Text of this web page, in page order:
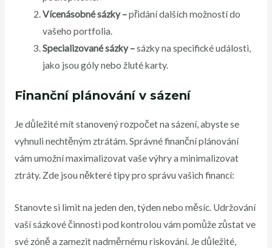
Vícenásobné sázky –přidání dalších možností do
vašeho portfolia.
Specializované sázky –sázky na specifické události,
jako jsou góly nebo žluté karty.
Finanční plánování v sázení
Je důležité mít stanovený rozpočet na sázení, abyste se
vyhnuli nechtěným ztrátám. Správné finanční plánování
vám umožní maximalizovat vaše výhry a minimalizovat
ztráty. Zde jsou některé tipy pro správu vašich financí:
Stanovte si limit na jeden den, týden nebo měsíc. Udržování
vaší sázkové činnosti pod kontrolou vám pomůže zůstat ve
své zóně a zamezit nadměrnému riskování. Je důležité,